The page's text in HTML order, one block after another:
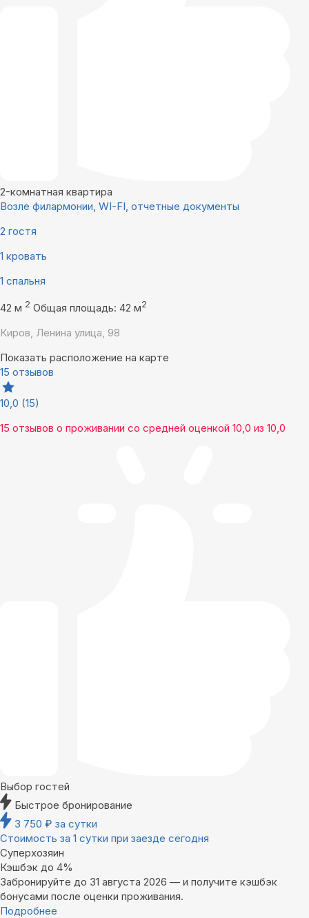
2-комнатная квартира
Возле филармонии, WI-FI, отчетные документы
2 гостя
1 кровать
1 спальня
42 м 2 Общая площадь: 42 м2
Киров, Ленина улица, 98
Показать расположение на карте
15 отзывов
10,0 (15)
15 отзывов о проживании со средней оценкой 10,0 из 10,0
Выбор гостей
Быстрое бронирование
3 750 ₽ за сутки
Стоимость за 1 сутки при заезде сегодня
Суперхозяин
Кэшбэк до 4%
Забронируйте до 31 августа 2026 — и получите кэшбэк
бонусами после оценки проживания.
Подробнее